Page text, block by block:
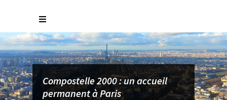
Compostelle 2000 : un accueil
permanent à Paris
Compostelle 2000 : votre projet
de chemin devient réalité
Compostelle 2000 : un chemin en
Ile de France
Compostelle 2000 : un chemin
ouvert à tous